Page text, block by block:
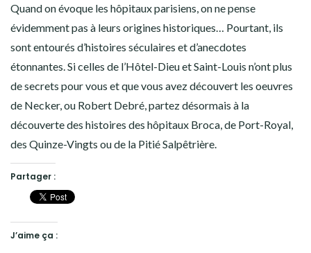
Quand on évoque les hôpitaux parisiens, on ne pense
évidemment pas à leurs origines historiques… Pourtant, ils
sont entourés d’histoires séculaires et d’anecdotes
étonnantes. Si celles de l’Hôtel-Dieu et Saint-Louis n’ont plus
de secrets pour vous et que vous avez découvert les oeuvres
de Necker, ou Robert Debré, partez désormais à la
découverte des histoires des hôpitaux Broca, de Port-Royal,
des Quinze-Vingts ou de la Pitié Salpêtrière.
Partager :
J’aime ça :